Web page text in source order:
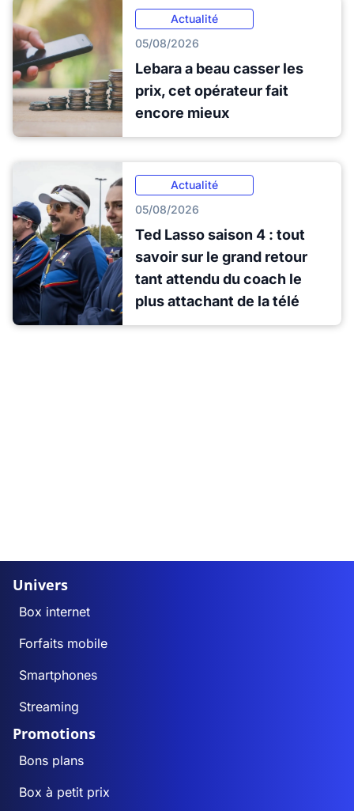
Actualité
05/08/2026
Lebara a beau casser les
prix, cet opérateur fait
encore mieux
Actualité
05/08/2026
Ted Lasso saison 4 : tout
savoir sur le grand retour
tant attendu du coach le
plus attachant de la télé
Univers
Box internet
Forfaits mobile
Smartphones
Streaming
Promotions
Bons plans
Box à petit prix